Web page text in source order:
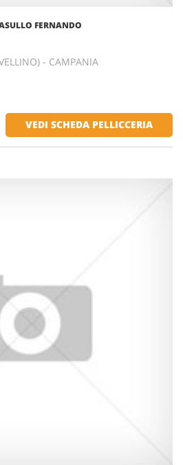
FERNANDO
- CAMPANIA
VEDI SCHEDA PELLICCERIA